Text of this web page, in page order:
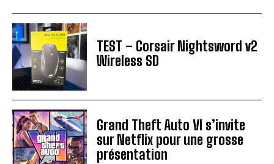
TEST – Corsair Nightsword v2
Wireless SD
Grand Theft Auto VI s’invite
sur Netflix pour une grosse
présentation